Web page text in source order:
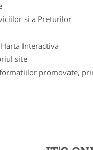
si a Preturilor
Interactiva
site
promovate,